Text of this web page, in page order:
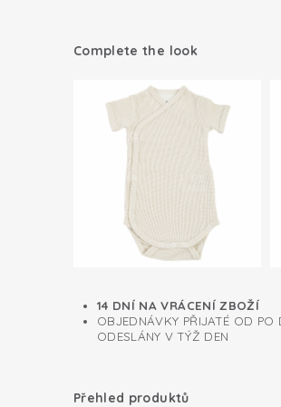
pevně na svém místě, takže se
postýlky či kolébky.
100% organická bavlna,
Complete the look
14 DNÍ NA VRÁCENÍ ZBOŽÍ
OBJEDNÁVKY PŘIJATÉ OD
ODESLÁNY V TÝŽ DEN
Přehled produktů